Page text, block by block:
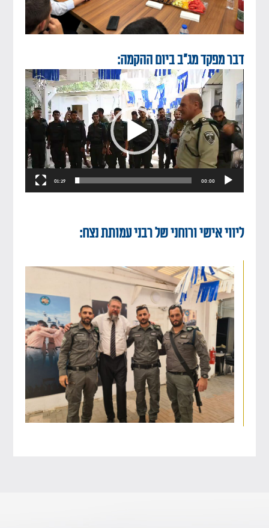
דבר מפקד מג"ב ביום ההקמה:
וידאו
00:00
01:29
ליווי אישי ורוחני של רבני עמותת נצח: